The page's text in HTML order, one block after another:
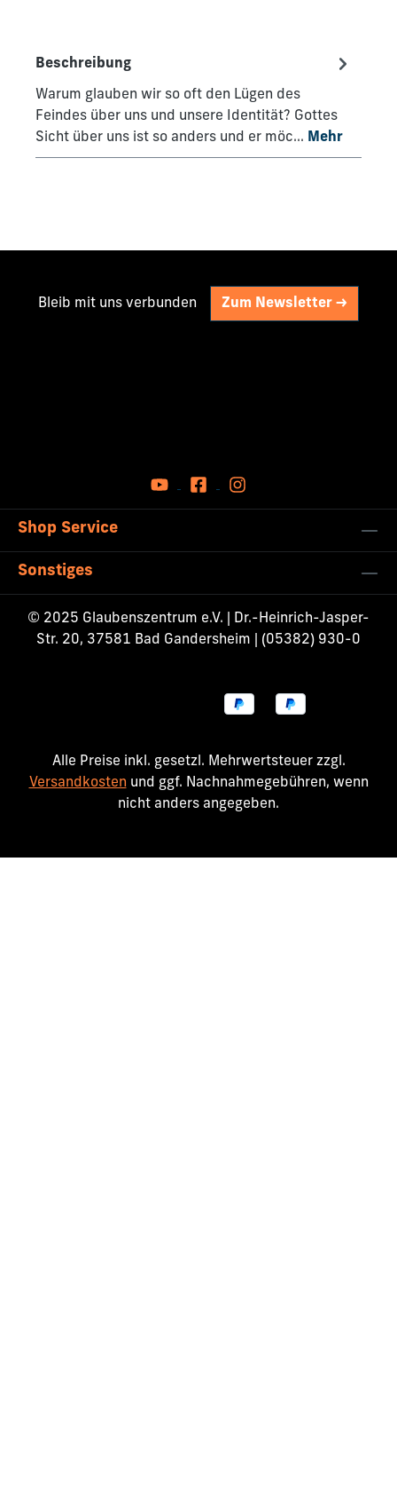
Beschreibung
Warum glauben wir so oft den Lügen des
Feindes über uns und unsere Identität? Gottes
Sicht über uns ist so anders und er möc… Mehr
Bleib mit uns verbunden Zum Newsletter ->
Shop Service
Sonstiges
© 2025 Glaubenszentrum e.V. | Dr.-Heinrich-Jasper-
Str. 20, 37581 Bad Gandersheim | (05382) 930-0
Alle Preise inkl. gesetzl. Mehrwertsteuer zzgl.
Versandkosten und ggf. Nachnahmegebühren, wenn
nicht anders angegeben.